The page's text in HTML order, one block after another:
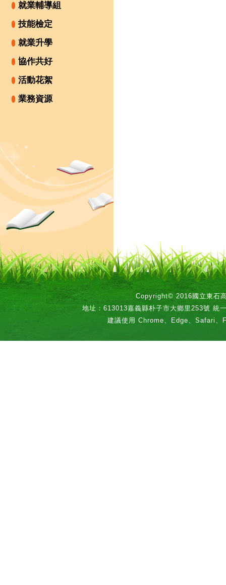
就業輔導組
技能檢定
就業升學
協作共好
活動花絮
業務資源
Copyright© 2016國立東石
地址：613013嘉義縣朴子市大鄉里253號 統
建議使用 Chrome、Edge、Safari